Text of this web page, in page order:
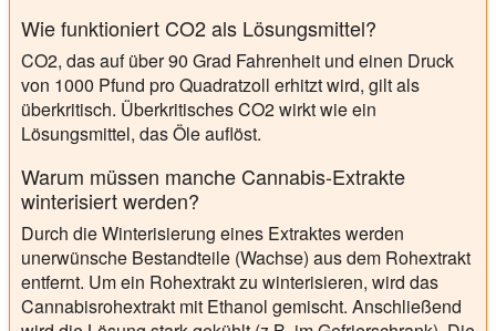
Wie funktioniert CO2 als Lösungsmittel?
CO2, das auf über 90 Grad Fahrenheit und einen Druck
von 1000 Pfund pro Quadratzoll erhitzt wird, gilt als
überkritisch. Überkritisches CO2 wirkt wie ein
Lösungsmittel, das Öle auflöst.
Warum müssen manche Cannabis-Extrakte
winterisiert werden?
Durch die Winterisierung eines Extraktes werden
unerwünsche Bestandteile (Wachse) aus dem Rohextrakt
entfernt. Um ein Rohextrakt zu winterisieren, wird das
Cannabisrohextrakt mit Ethanol gemischt. Anschließend